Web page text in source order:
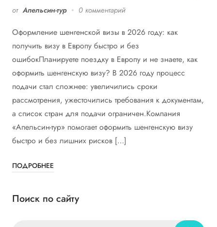
от Апельсин-тур 0 комментарий
Оформление шенгенской визы в 2026 году: как
получить визу в Европу быстро и без
ошибокПланируете поездку в Европу и не знаете, как
оформить шенгенскую визу? В 2026 году процесс
подачи стал сложнее: увеличились сроки
рассмотрения, ужесточились требования к документам,
а список стран для подачи ограничен.Компания
«Апельсин-тур» помогает оформить шенгенскую визу
быстро и без лишних рисков […]
ПОДРОБНЕЕ
Поиск по сайту